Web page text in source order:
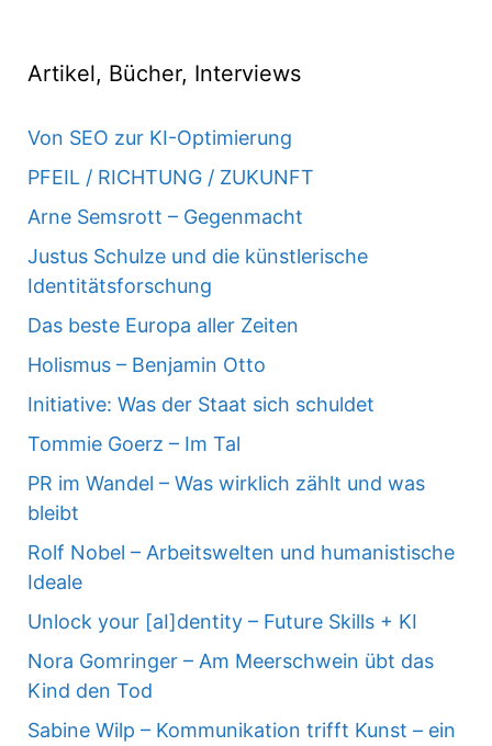
Artikel, Bücher, Interviews
Von SEO zur KI-Optimierung
PFEIL / RICHTUNG / ZUKUNFT
Arne Semsrott – Gegenmacht
Justus Schulze und die künstlerische
Identitätsforschung
Das beste Europa aller Zeiten
Holismus – Benjamin Otto
Initiative: Was der Staat sich schuldet
Tommie Goerz – Im Tal
PR im Wandel – Was wirklich zählt und was
bleibt
Rolf Nobel – Arbeitswelten und humanistische
Ideale
Unlock your [aI]dentity – Future Skills + KI
Nora Gomringer – Am Meerschwein übt das
Kind den Tod
Sabine Wilp – Kommunikation trifft Kunst – ein